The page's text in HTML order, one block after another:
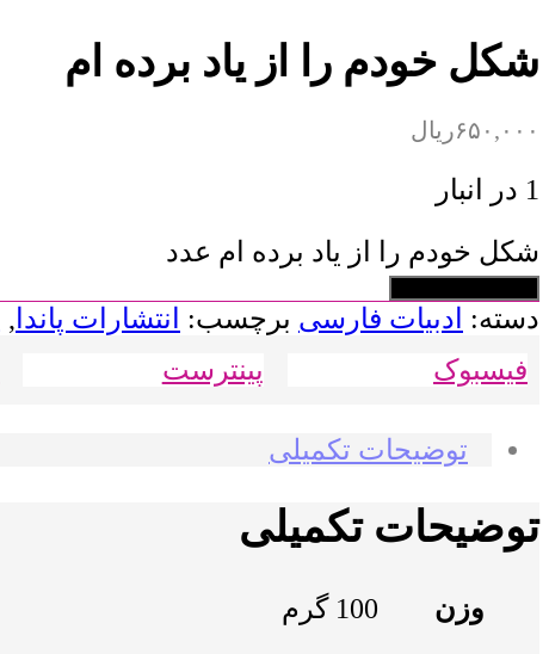
شکل خودم را از یاد برده ام
۶۵۰,۰۰۰ریال
1 در انبار
شکل خودم را از یاد برده ام عدد
دسته: ادبیات فارسی برچسب: انتشارات پاندا ,
فیسبوک
پینترست
توضیحات تکمیلی
توضیحات تکمیلی
وزن 100 گرم